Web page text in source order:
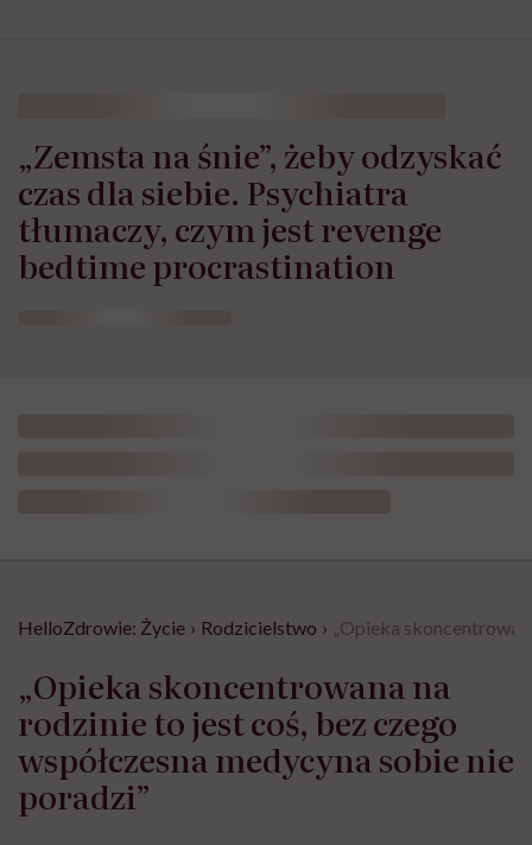
„Zemsta na śnie”, żeby odzyskać
czas dla siebie. Psychiatra
tłumaczy, czym jest revenge
bedtime procrastination
HelloZdrowie: Życie › Rodzicielstwo › „Opieka
„Opieka skoncentrowana na
rodzinie to jest coś, bez czego
współczesna medycyna sobie nie
poradzi”